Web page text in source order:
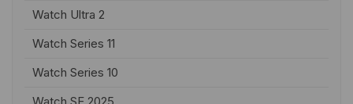
Watch Ultra 2
Watch Series 11
Watch Series 10